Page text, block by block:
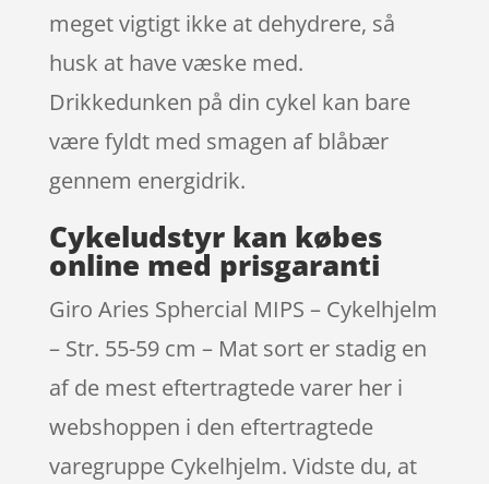
meget vigtigt ikke at dehydrere, så
husk at have væske med.
Drikkedunken på din cykel kan bare
være fyldt med smagen af blåbær
gennem energidrik.
Cykeludstyr kan købes
online med prisgaranti
Giro Aries Sphercial MIPS – Cykelhjelm
– Str. 55-59 cm – Mat sort er stadig en
af de mest eftertragtede varer her i
webshoppen i den eftertragtede
varegruppe Cykelhjelm. Vidste du, at